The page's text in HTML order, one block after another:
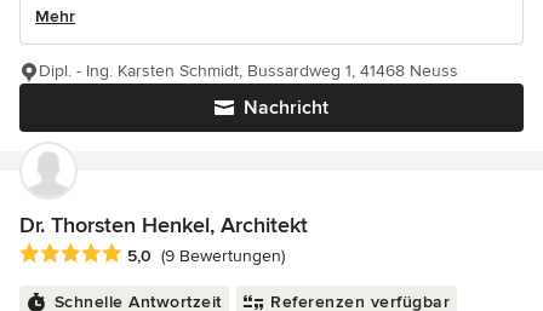
Mehr
Nachricht
Dipl. - Ing. Karsten Schmidt, Bussardweg 1, 41468 Neuss
Dr. Thorsten Henkel, Architekt
Durchschnittliche Bewertung: 5 von 5 Sternen
5,0 (9 Bewertungen)
Schnelle Antwortzeit Referenzen verfügbar